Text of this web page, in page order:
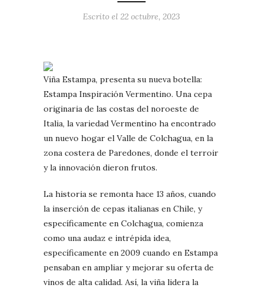
Escrito el 22 octubre, 2023
Viña Estampa, presenta su nueva botella:
Estampa Inspiración Vermentino. Una cepa
originaria de las costas del noroeste de
Italia, la variedad Vermentino ha encontrado
un nuevo hogar el Valle de Colchagua, en la
zona costera de Paredones, donde el terroir
y la innovación dieron frutos.
La historia se remonta hace 13 años, cuando
la inserción de cepas italianas en Chile, y
específicamente en Colchagua, comienza
como una audaz e intrépida idea,
específicamente en 2009 cuando en Estampa
pensaban en ampliar y mejorar su oferta de
vinos de alta calidad. Así, la viña lidera la